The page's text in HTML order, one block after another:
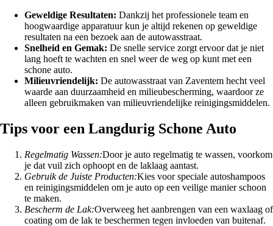
Geweldige Resultaten: Dankzij het professionele team en
hoogwaardige apparatuur kun je altijd rekenen op geweldige
resultaten na een bezoek aan de autowasstraat.
Snelheid en Gemak: De snelle service zorgt ervoor dat je niet
lang hoeft te wachten en snel weer de weg op kunt met een
schone auto.
Milieuvriendelijk: De autowasstraat van Zaventem hecht veel
waarde aan duurzaamheid en milieubescherming, waardoor ze
alleen gebruikmaken van milieuvriendelijke reinigingsmiddelen.
Tips voor een Langdurig Schone Auto
Regelmatig Wassen:Door je auto regelmatig te wassen, voorkom
je dat vuil zich ophoopt en de laklaag aantast.
Gebruik de Juiste Producten:Kies voor speciale autoshampoos
en reinigingsmiddelen om je auto op een veilige manier schoon
te maken.
Bescherm de Lak:Overweeg het aanbrengen van een waxlaag of
coating om de lak te beschermen tegen invloeden van buitenaf.